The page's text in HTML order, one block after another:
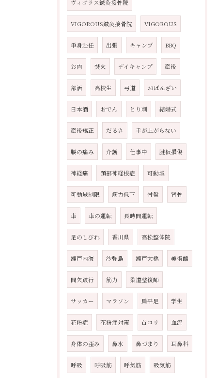
ヴィゴラス鍼灸接骨院
VIGOROUS鍼灸接骨院 VIGOROUS
単身赴任 出張 キャンプ BBQ
お肉 焚火 デイキャンプ 産後
部活 高校生 弓道 おばんざい
日本酒 おでん とり刺 結婚式
産後矯正 だるさ 手が上がらない
腰の痛み 介護 仕事中 腱板損傷
神経痛 頚部神経根症 可動域
可動域制限 筋力低下 骨盤 背骨
車 車の運転 長時間運転
足のしびれ 香川県 高松整体院
瀬戸内海 沙弥島 瀬戸大橋 美術館
間欠跛行 筋力 柔道整復師
サッカー マラソン 扁平足 学生
花粉症 花粉症対策 首コリ 血流
身体の歪み 鼻水 鼻づまり 耳鼻科
呼吸 呼吸筋 呼気筋 吸気筋